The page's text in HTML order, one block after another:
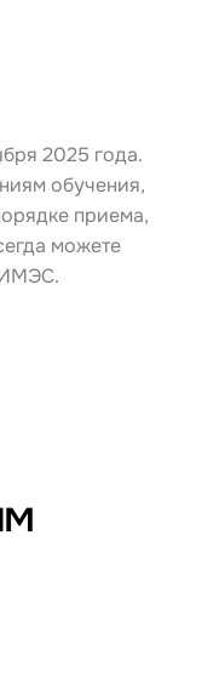
2025 года.
обучения,
приема,
можете
ИМЭС.